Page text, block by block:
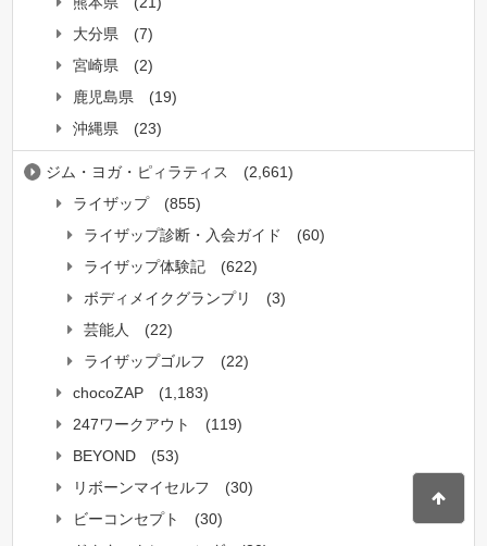
大分県
(7)
宮崎県
(2)
鹿児島県
(19)
沖縄県
(23)
ジム・ヨガ・ピィラティス
(2,661)
ライザップ
(855)
ライザップ診断・入会ガイド
(60)
ライザップ体験記
(622)
ボディメイクグランプリ
(3)
芸能人
(22)
ライザップゴルフ
(22)
chocoZAP
(1,183)
247ワークアウト
(119)
BEYOND
(53)
リボーンマイセルフ
(30)
ビーコンセプト
(30)